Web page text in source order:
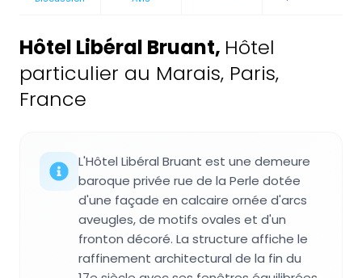
Hôtel Libéral Bruant, Hôtel
particulier au Marais, Paris,
France
L'Hôtel Libéral Bruant est une demeure
baroque privée rue de la Perle dotée
d'une façade en calcaire ornée d'arcs
aveugles, de motifs ovales et d'un
fronton décoré. La structure affiche le
raffinement architectural de la fin du